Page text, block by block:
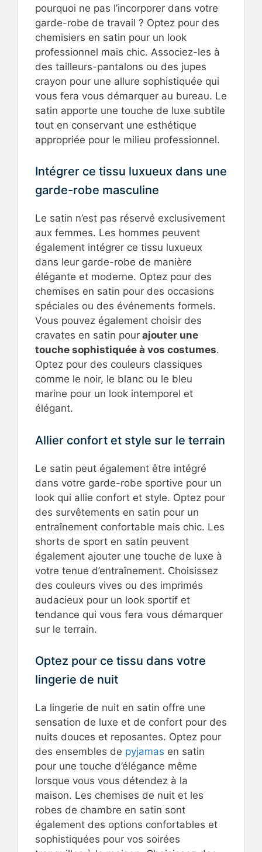
pourquoi ne pas l’incorporer dans votre
garde-robe de travail ? Optez pour des
chemisiers en satin pour un look
professionnel mais chic. Associez-les à
des tailleurs-pantalons ou des jupes
crayon pour une allure sophistiquée qui
vous fera vous démarquer au bureau. Le
satin apporte une touche de luxe subtile
tout en conservant une esthétique
appropriée pour le milieu professionnel.
Intégrer ce tissu luxueux dans une
garde-robe masculine
Le satin n’est pas réservé exclusivement
aux femmes. Les hommes peuvent
également intégrer ce tissu luxueux
dans leur garde-robe de manière
élégante et moderne. Optez pour des
chemises en satin pour des occasions
spéciales ou des événements formels.
Vous pouvez également choisir des
cravates en satin pour ajouter une
touche sophistiquée à vos costumes.
Optez pour des couleurs classiques
comme le noir, le blanc ou le bleu
marine pour un look intemporel et
élégant.
Allier confort et style sur le terrain
Le satin peut également être intégré
dans votre garde-robe sportive pour un
look qui allie confort et style. Optez pour
des survêtements en satin pour un
entraînement confortable mais chic. Les
shorts de sport en satin peuvent
également ajouter une touche de luxe à
votre tenue d’entraînement. Choisissez
des couleurs vives ou des imprimés
audacieux pour un look sportif et
tendance qui vous fera vous démarquer
sur le terrain.
Optez pour ce tissu dans votre
lingerie de nuit
La lingerie de nuit en satin offre une
sensation de luxe et de confort pour des
nuits douces et reposantes. Optez pour
des ensembles de pyjamas en satin
pour une touche d’élégance même
lorsque vous vous détendez à la
maison. Les chemises de nuit et les
robes de chambre en satin sont
également des options confortables et
sophistiquées pour vos soirées